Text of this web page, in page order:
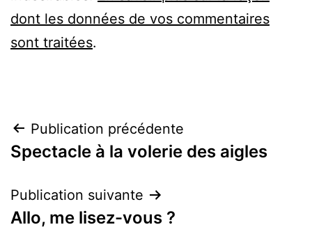
dont les données de vos commentaires
sont traitées.
Navigation
de
l’article
Publication précédente
Spectacle à la volerie des aigles
Publication suivante
Allo, me lisez-vous ?